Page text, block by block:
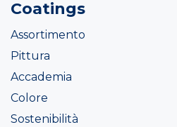
Coatings
Assortimento
Pittura
Accademia
Colore
Sostenibilità